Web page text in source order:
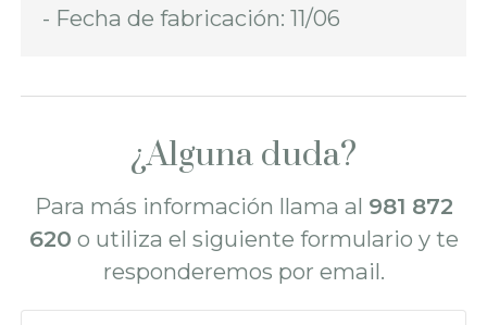
- Fecha de fabricación: 11/06
¿Alguna duda?
Para más información llama al 981 872
620 o utiliza el siguiente formulario y te
responderemos por email.